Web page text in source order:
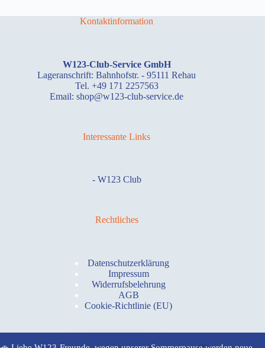
Kontaktinformation
W123-Club-Service GmbH
Lageranschrift: Bahnhofstr. - 95111 Rehau
Tel. +49 171 2257563
Email: shop@w123-club-service.de
Interessante Links
- W123 Club
Rechtliches
Datenschutzerklärung
Impressum
Widerrufsbelehrung
AGB
Cookie-Richtlinie (EU)